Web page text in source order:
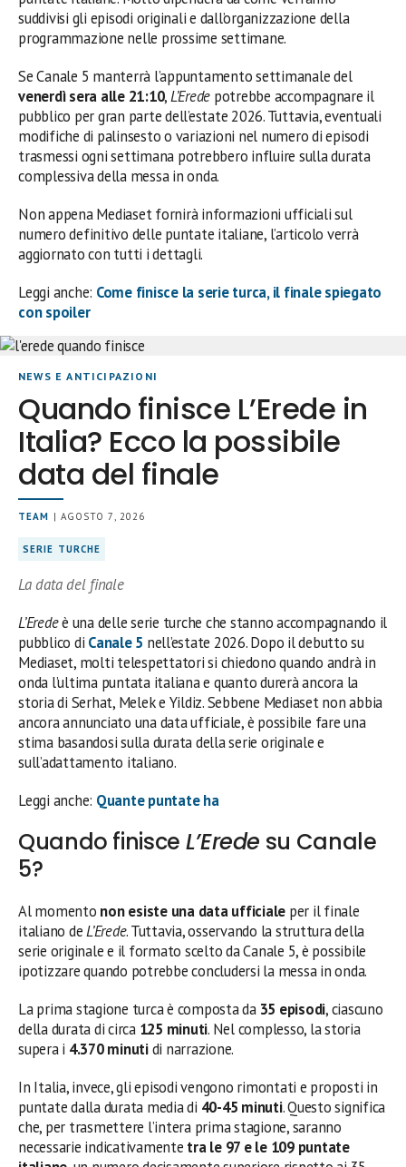
suddivisi gli episodi originali e dall’organizzazione della
programmazione nelle prossime settimane.
Se Canale 5 manterrà l’appuntamento settimanale del
venerdì sera alle 21:10,L’Erede potrebbe accompagnare il
pubblico per gran parte dell’estate 2026. Tuttavia, eventuali
modifiche di palinsesto o variazioni nel numero di episodi
trasmessi ogni settimana potrebbero influire sulla durata
complessiva della messa in onda.
Non appena Mediaset fornirà informazioni ufficiali sul
numero definitivo delle puntate italiane, l’articolo verrà
aggiornato con tutti i dettagli.
Leggi anche: Come finisce la serie turca, il finale spiegato
con spoiler
NEWS E ANTICIPAZIONI
Quando finisce L’Erede in
Italia? Ecco la possibile
data del finale
TEAM | AGOSTO 7, 2026
SERIE TURCHE
La data del finale
L’Eredeè una delle serie turche che stanno accompagnando il
pubblico di Canale 5 nell’estate 2026. Dopo il debutto su
Mediaset, molti telespettatori si chiedono quando andrà in
onda l’ultima puntata italiana e quanto durerà ancora la
storia di Serhat, Melek e Yildiz. Sebbene Mediaset non abbia
ancora annunciato una data ufficiale, è possibile fare una
stima basandosi sulla durata della serie originale e
sull’adattamento italiano.
Leggi anche: Quante puntate ha
Quando finisce L’Erede su Canale
5?
Al momento non esiste una data ufficiale per il finale
italiano deL’Erede. Tuttavia, osservando la struttura della
serie originale e il formato scelto da Canale 5, è possibile
ipotizzare quando potrebbe concludersi la messa in onda.
La prima stagione turca è composta da 35 episodi, ciascuno
della durata di circa 125 minuti. Nel complesso, la storia
supera i 4.370 minutidi narrazione.
In Italia, invece, gli episodi vengono rimontati e proposti in
puntate dalla durata media di 40-45 minuti. Questo significa
che, per trasmettere l’intera prima stagione, saranno
necessarie indicativamente tra le 97 e le 109 puntate